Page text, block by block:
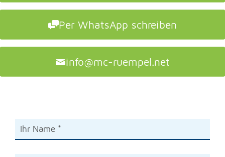
Per WhatsApp schreiben
info@mc-ruempel.net